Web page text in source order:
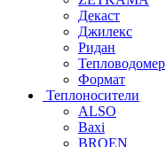
Декаст
Джилекс
Ридан
Тепловодомер
Формат
Теплоносители
ALSO
Baxi
BROEN